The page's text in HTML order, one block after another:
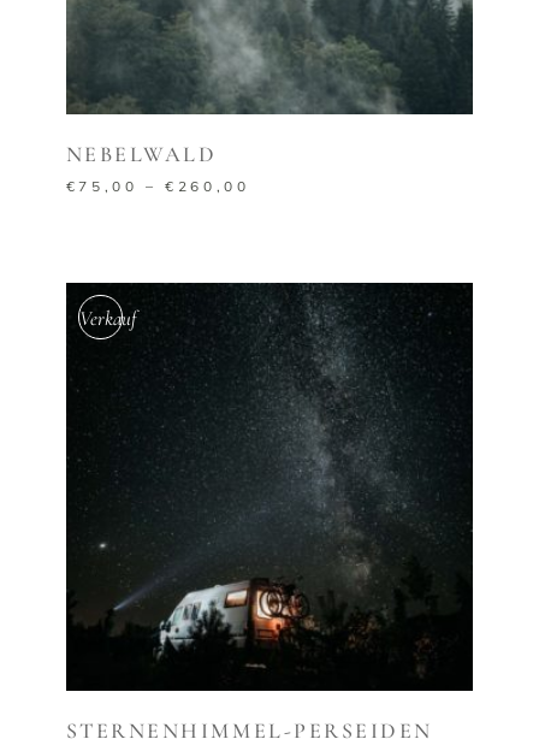
AUSFÜHRUNG WÄHLEN
NEBELWALD
€75,00 –€ 260,00
Verkauf
AUSFÜHRUNG WÄHLEN
STERNENHIMMEL-PERSEIDEN